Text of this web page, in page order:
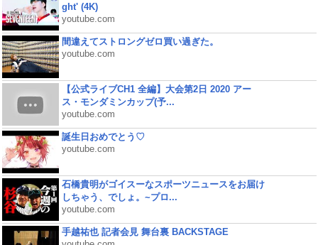
ght' (4K)
youtube.com
間違えてストロングゼロ買い過ぎた。
youtube.com
【公式ライブCH1 全編】大会第2日 2020 アー
ス・モンダミンカップ(予...
youtube.com
誕生日おめでとう♡
youtube.com
石橋貴明がゴイスーなスポーツニュースをお届け
しちゃう、でしょ。~プロ...
youtube.com
手越祐也 記者会見 舞台裏 BACKSTAGE